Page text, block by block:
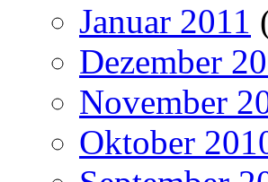
Januar 2011
Dezember
November
Oktober